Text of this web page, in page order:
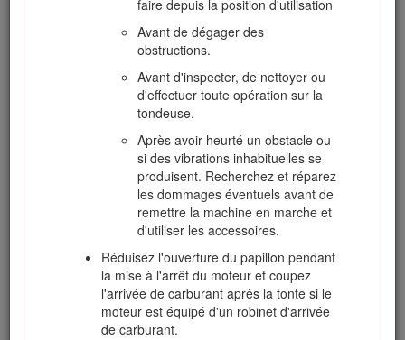
faire depuis la position d'utilisation
Avant de dégager des
obstructions.
Avant d'inspecter, de nettoyer ou
d'effectuer toute opération sur la
tondeuse.
Après avoir heurté un obstacle ou
si des vibrations inhabituelles se
produisent. Recherchez et réparez
les dommages éventuels avant de
remettre la machine en marche et
d'utiliser les accessoires.
Réduisez l'ouverture du papillon pendant
la mise à l'arrêt du moteur et coupez
l'arrivée de carburant après la tonte si le
moteur est équipé d'un robinet d'arrivée
de carburant.
remplissage. N'utilisez pas de dispositif de
verrouillage du pistolet en position ouverte.
vêtements, changez-vous immédiatement.
Ne remplissez jamais excessivement le
bouchon du réservoir et serrez-le
fermement.
Ne faites pas tourner le moteur dans un
espace clos où le monoxyde de carbone et
les gaz d'échappement, tous deux
dangereux, risquent de s'accumuler.